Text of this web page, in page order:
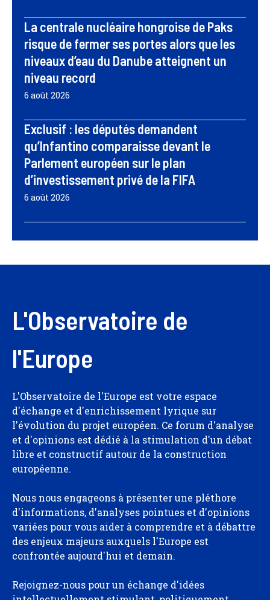
La centrale nucléaire hongroise de Paks
risque de fermer ses portes alors que les
niveaux d’eau du Danube atteignent un
niveau record
6 août 2026
Exclusif : les députés demandent
qu’Infantino comparaisse devant le
Parlement européen sur le plan
d’investissement privé de la FIFA
6 août 2026
L'Observatoire de
l'Europe
L'Observatoire de l'Europe est votre espace
d'échange et d'enrichissement lyrique sur
l'évolution du projet européen. Ce forum d'analyse
et d'opinions est dédié à la stimulation d'un débat
libre et constructif autour de la construction
européenne.
Nous nous engageons à présenter une pléthore
d'informations, d'analyses pointues et d'opinions
variées pour vous aider à comprendre et à débattre
des enjeux majeurs auxquels l'Europe est
confrontée aujourd'hui et demain.
Rejoignez-nous pour un échange d'idées